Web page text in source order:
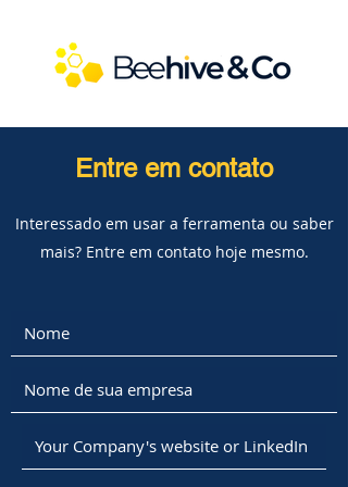
Entre em contato
Interessado em usar a ferramenta ou saber
mais? Entre em contato hoje mesmo.